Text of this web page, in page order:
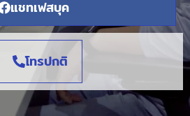
แชทเฟสบุค
โทรปกติ